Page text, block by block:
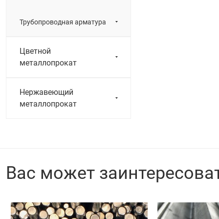
Трубопроводная арматура
Цветной
металлопрокат
Нержавеющий
металлопрокат
Вас может